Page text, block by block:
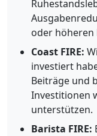
oder
Coast FIRE:
investiert
Beiträge und
Investitionen
unterstützen.
Barista FIRE: